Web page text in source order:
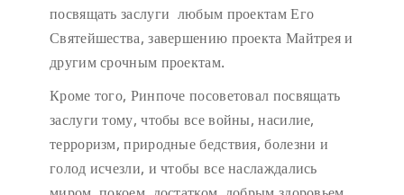
посвящать заслуги любым проектам Его
Святейшества, завершению проекта Майтрея и
другим срочным проектам.
Кроме того, Ринпоче посоветовал посвящать
заслуги тому, чтобы все войны, насилие,
терроризм, природные бедствия, болезни и
голод исчезли, и чтобы все наслаждались